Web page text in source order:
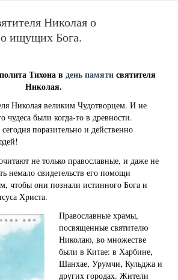
Николая о
ищущих Бога.
Тихона в день памятисвятителя
Николая.
Николая великим Чудотворцем. И не
чудеса были когда-то в древности.
поразительно и действенно
не только православные, и даже не
немало свидетельств его помощи
чтобы они познали истинного Бога и
Христа.
Православные храмы,
посвященные святителю
Николаю, во множестве
были в Китае: в Харбине,
Шанхае, Урумчи, Кульджа и
других городах. Жители